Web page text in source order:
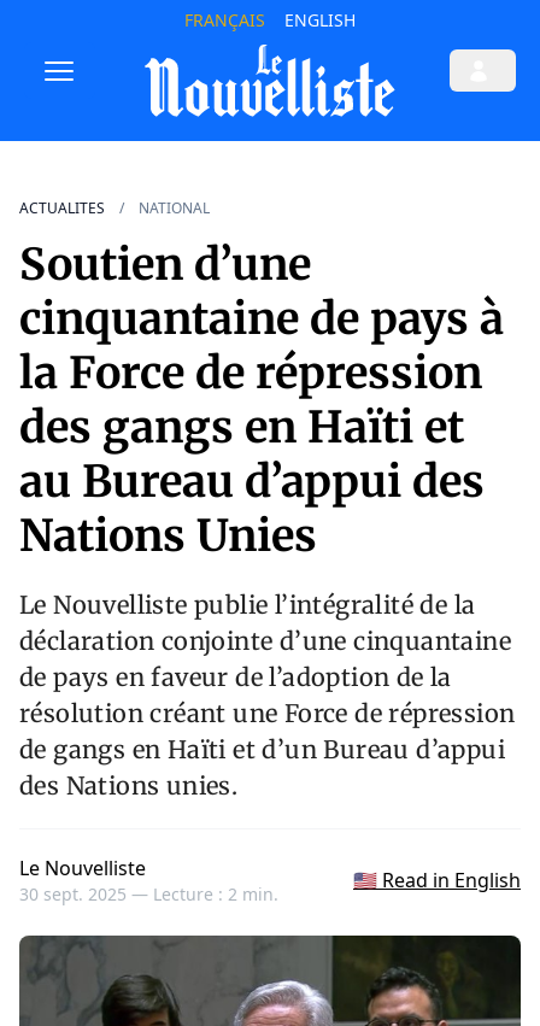
FRANÇAIS ENGLISH
ACTUALITES NATIONAL
Soutien d’une
cinquantaine de pays à
la Force de répression
des gangs en Haïti et
au Bureau d’appui des
Nations Unies
Le Nouvelliste publie l’intégralité de la
déclaration conjointe d’une cinquantaine
de pays en faveur de l’adoption de la
résolution créant une Force de répression
de gangs en Haïti et d’un Bureau d’appui
des Nations unies.
Le Nouvelliste
30 sept. 2025 — Lecture : 2 min.
🇺🇸 Read in English